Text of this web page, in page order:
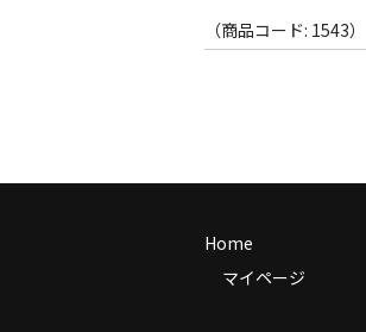
（商品コード: 1543）
Home
マイページ